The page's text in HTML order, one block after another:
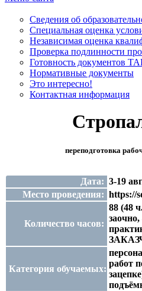
Сведения об
Cпециальная оценка
Независимая оценка
Проверка подлинности
Готовность документов
Нормативные документы
Это интересно!
Контактная информация
переподготовка
Дата: 3-19
Место проведения: https://
Количество часов:
88 (48
Категория обучаемых:
работ